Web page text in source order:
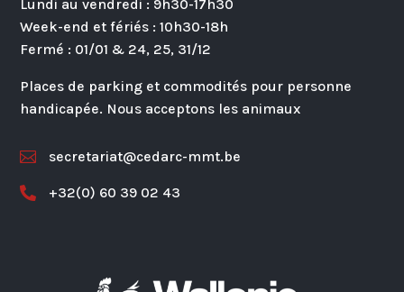
Lundi au vendredi : 9h30-17h30
Week-end et fériés : 10h30-18h
Fermé : 01/01 & 24, 25, 31/12
Places de parking et commodités pour personne
handicapée. Nous acceptons les animaux
 secretariat@cedarc-mmt.be
 +32(0) 60 39 02 43